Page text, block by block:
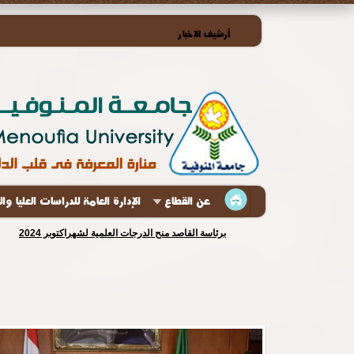
أرشيف الاخبار
عن القطاع الإدارة العامة للدراسات العليا
برئاسة القاصد منح الدرجات العلمية لشهراكتوبر 2024